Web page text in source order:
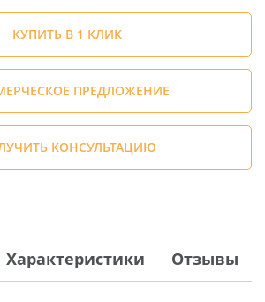
КУПИТЬ В 1 КЛИК
ПРЕДЛОЖЕНИЕ
КОНСУЛЬТАЦИЮ
Характеристики Отзывы